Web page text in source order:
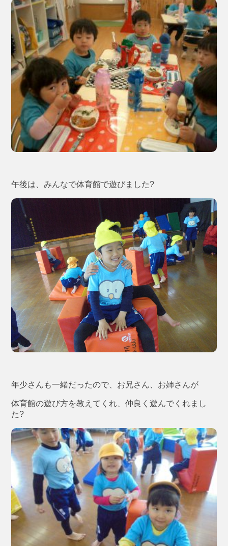
午後は、みんなで体育館で遊びました?
年少さんも一緒だったので、お兄さん、お姉さんが
体育館の遊び方を教えてくれ、仲良く遊んでくれまし
た?